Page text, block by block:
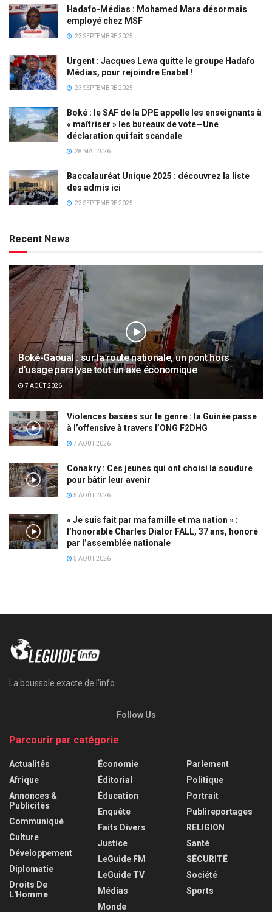
Hadafo-Médias : Mohamed Mara désormais
employé chez MSF
23 SEPTEMBRE 2025
Urgent : Jacques Lewa quitte le groupe Hadafo
Médias, pour rejoindre Enabel !
23 SEPTEMBRE 2025
Boké : le SAF de la DPE appelle les enseignants à
« maîtriser » les bureaux de vote—Une
déclaration qui fait scandale
28 MAI 2026
Baccalauréat Unique 2025 : découvrez la liste
des admis ici
23 SEPTEMBRE 2025
Recent News
Boké-Gaoual : sur la route nationale, un pont hors
d’usage paralyse tout un axe économique
7 AOÛT 2026
Violences basées sur le genre : la Guinée passe
à l’offensive à travers l’ONG F2DHG
7 AOÛT 2026
Conakry : Ces jeunes qui ont choisi la soudure
pour bâtir leur avenir
5 AOÛT 2026
« Je suis fait par ma famille et ma nation » :
l’honorable Charles Dialor FALL, 37 ans, honoré
par l’assemblée nationale
5 AOÛT 2026
La boussole exacte de l'info
Follow Us
Parcourir par catégorie
Actualités
Afrique
Annonces &
Publicités
Communiqué
Culture
Développement
Diplomatie
Droits De
L'Homme
Économie
Éditorial
Éducation
Enquête
Faits Divers
Justice
LeGuide FM
LeGuide TV
Médias
Monde
Parlement
Politique
Portrait
Publireportages
RELIGION
Santé
SÉCURITÉ
Société
Sports